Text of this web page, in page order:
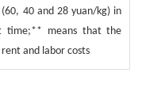
40 and 28 yuan/kg) in
time;** means that the
and labor costs